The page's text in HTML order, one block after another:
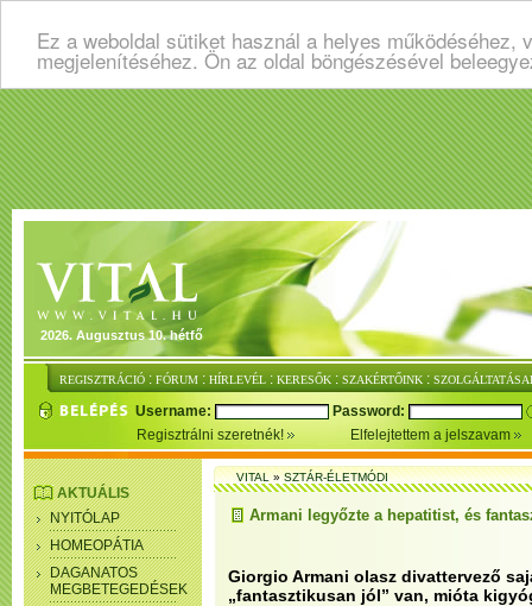
Ez a weboldal sütiket használ a helyes
megjelenítéséhez. Ön az oldal böngészésével
2026. Augusztus 10. hétfő
REGISZTRÁCIÓ : FÓRUM : HÍRLEVÉL : KERESŐK : SZAKÉRTŐINK :
Username:
Password:
Regisztrálni szeretnék!
Elfelejtettem a jelszavam
AKTUÁLIS
NYITÓLAP
HOMEOPÁTIA
DAGANATOS
MEGBETEGEDÉSEK
VITAL»SZTÁR-ÉLETMÓDI
Armani legyőzte a hepatitist, és
Giorgio Armani olasz divattervező
„fantasztikusan jól” van, mióta